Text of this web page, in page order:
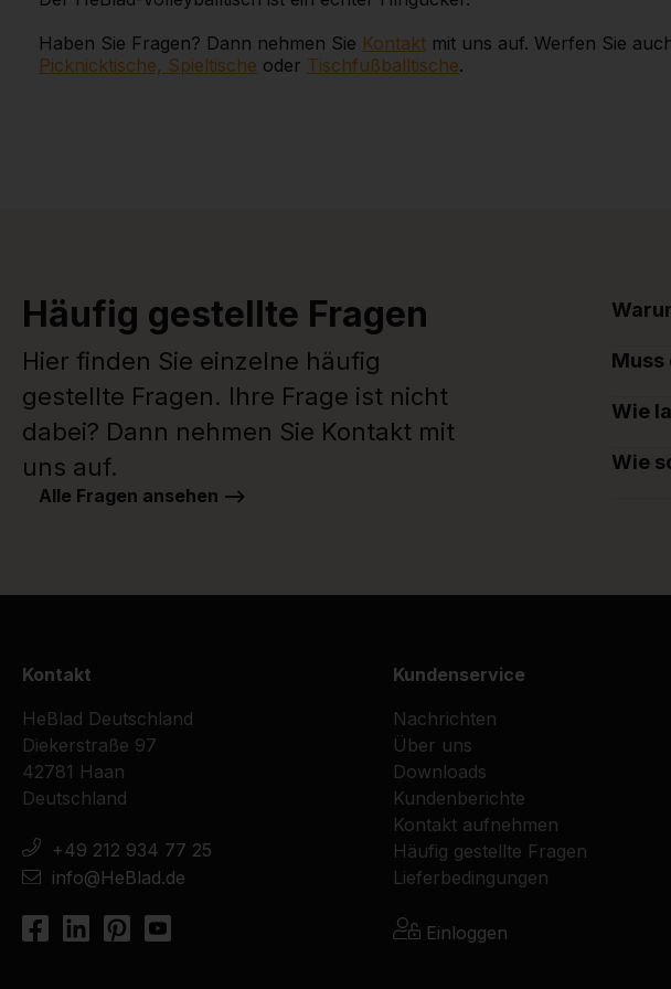
Haben Sie Fragen? Dann nehmen Sie Kontakt mit uns auf. Werfen Sie
Picknicktische, Spieltische oder Tischfußballtische.
Häufig gestellte Fragen
Hier finden Sie einzelne häufig
gestellte Fragen. Ihre Frage ist nicht
dabei? Dann nehmen Sie Kontakt mit
uns auf.
Alle Fragen ansehen -->
Muss
Wie
Wie
Kontakt
HeBlad Deutschland
Diekerstraße 97
42781 Haan
Deutschland
+49 212 934 77 25
info@HeBlad.de
Kundenservice
Nachrichten
Über uns
Downloads
Kundenberichte
Kontakt aufnehmen
Häufig gestellte Fragen
Lieferbedingungen
Einloggen